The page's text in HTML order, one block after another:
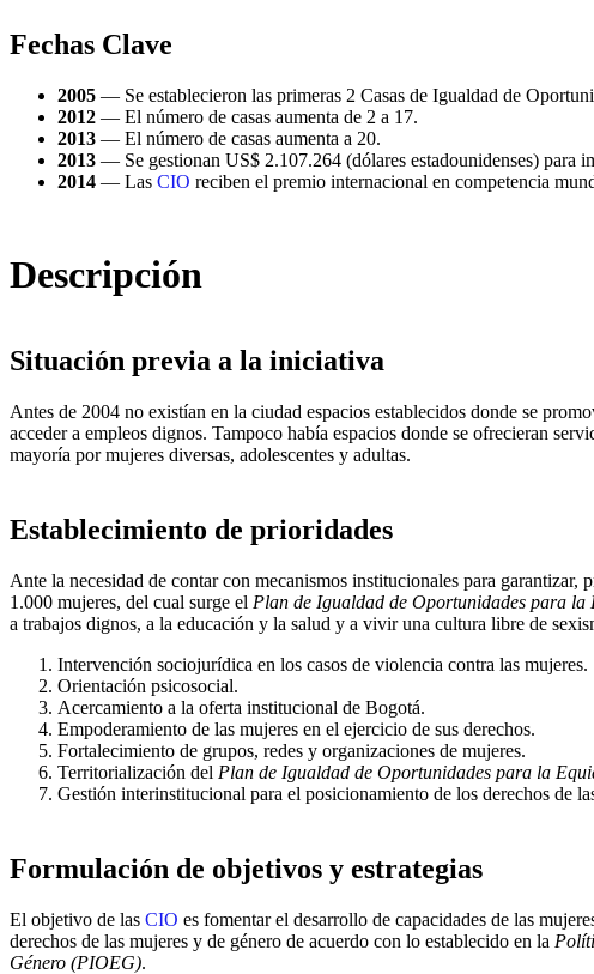
Fechas Clave
2005 — Se establecieron las primeras 2 Casas de Igualdad de
2012 — El número de casas aumenta de 2 a 17.
2013 — El número de casas aumenta a 20.
2013 — Se gestionan US$ 2.107.264 (dólares estadounidenses) para
2014 — Las CIO reciben el premio internacional en competencia
Descripción
Situación previa a la iniciativa
Antes de 2004 no existían en la ciudad espacios establecidos donde se
acceder a empleos dignos. Tampoco había espacios donde se ofrecieran
mayoría por mujeres diversas, adolescentes y adultas.
Establecimiento de prioridades
Ante la necesidad de contar con mecanismos institucionales para garantizar,
1.000 mujeres, del cual surge el Plan de Igualdad de Oportunidades para la
a trabajos dignos, a la educación y la salud y a vivir una cultura libre de
Intervención sociojurídica en los casos de violencia contra las mujeres.
Orientación psicosocial.
Acercamiento a la oferta institucional de Bogotá.
Empoderamiento de las mujeres en el ejercicio de sus derechos.
Fortalecimiento de grupos, redes y organizaciones de mujeres.
Territorialización del Plan de Igualdad de Oportunidades para la
Gestión interinstitucional para el posicionamiento de los derechos de
Formulación de objetivos y estrategias
El objetivo de las CIO es fomentar el desarrollo de capacidades de las
derechos de las mujeres y de género de acuerdo con lo establecido en la
Género (PIOEG).